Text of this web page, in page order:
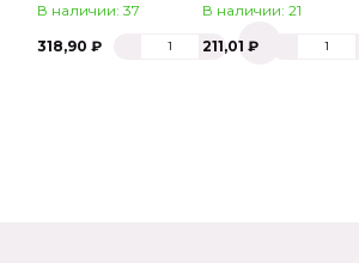
В наличии: 37
318,90 ₽
В наличии: 21
211,01 ₽